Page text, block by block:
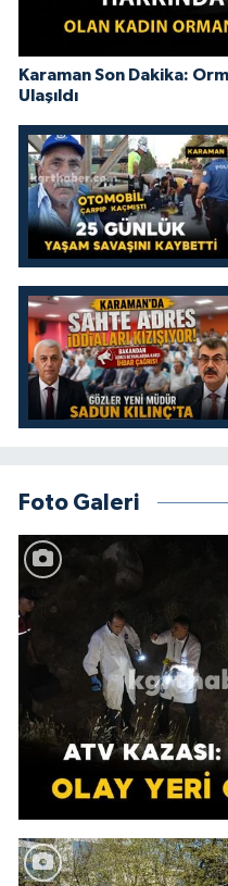
Karaman Son Dakika:
Ulaşıldı
Foto Galeri